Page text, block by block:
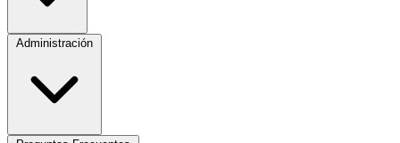
Administración